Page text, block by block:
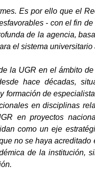
Es por ello que el
- con el fin
de la agencia,
el sistema
la UGR en el ámbito
hace décadas,
de
en disciplinas
en proyectos
como un eje
no se haya
de la institución,